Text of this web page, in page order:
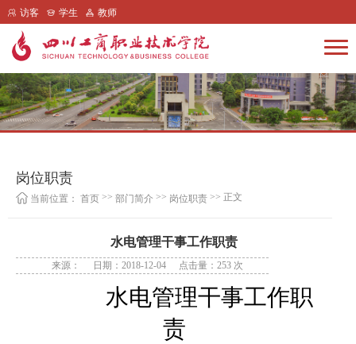
访客 学生 教师
岗位职责
当前位置： 首页 >> 部门简介 >> 岗位职责 >> 正文
水电管理干事工作职责
来源： 日期：2018-12-04 点击量： 253 次
水电管理干事工作职
责